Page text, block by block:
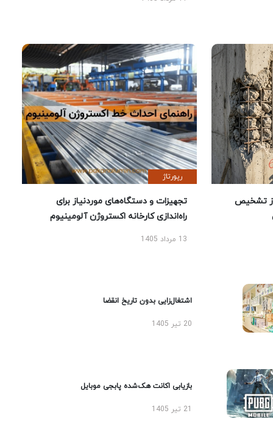
تشخیص
رپورتاژ
تجهیزات و دستگاه‌های موردنیاز برای
راه‌اندازی کارخانه اکستروژن آلومینیوم
13 مرداد 1405
اشتغال‌زایی بدون تاریخ انقضا
20 تیر 1405
بازیابی اکانت هک‌شده پابجی موبایل